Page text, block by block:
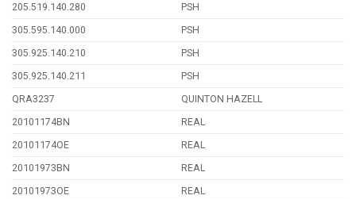
205.519.140.280
PSH
305.595.140.000
PSH
305.925.140.210
PSH
305.925.140.211
PSH
QRA3237
QUINTON HAZELL
20101174BN
REAL
20101174OE
REAL
20101973BN
REAL
20101973OE
REAL